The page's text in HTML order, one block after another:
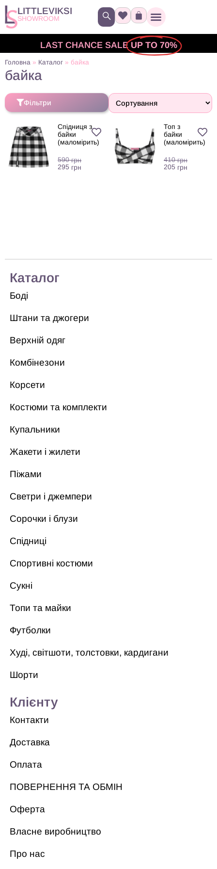
LITTLEVIKSI
SHOWROOM
LAST CHANCE SALE UP TO 70%
Головна » Каталог » байка
байка
Фільтри
Спідниця з
байки
(маломірить)
590грн
295 грн
Топ з
байки
(маломірить)
410грн
205 грн
Каталог
Боді
Штани та джогери
Верхній одяг
Комбінезони
Корсети
Костюми та комплекти
Купальники
Жакети і жилети
Піжами
Светри і джемпери
Сорочки і блузи
Спідниці
Спортивні костюми
Сукні
Топи та майки
Футболки
Худі, світшоти, толстовки, кардигани
Шорти
Клієнту
Контакти
Доставка
Оплата
ПОВЕРНЕННЯ ТА ОБМІН
Оферта
Власне виробництво
Про нас